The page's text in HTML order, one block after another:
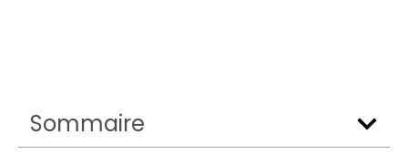
Sommaire